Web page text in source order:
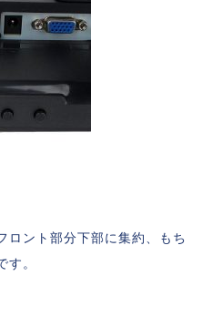
ロント部分下部に集約、もち
す。